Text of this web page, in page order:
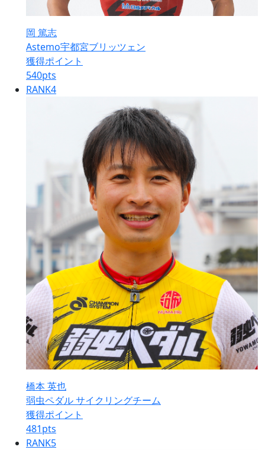
岡 篤志
Astemo宇都宮ブリッツェン
獲得ポイント
540pts
RANK4
橋本 英也
弱虫ペダル サイクリングチーム
獲得ポイント
481pts
RANK5